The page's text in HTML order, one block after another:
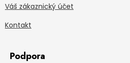
Váš zákaznický účet
Kontakt
Podpora